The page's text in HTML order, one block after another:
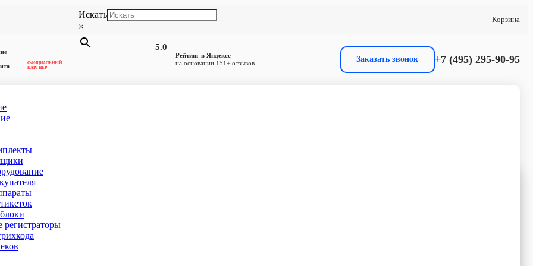
Искать
×
Корзина
ОФИЦИАЛЬНЫЙ
ПАРТНЕР
5.0
Рейтинг в Яндексе
на основании 151+ отзывов
Заказать звонок +7 (495) 295-90-95
моноблоки
(товаров 3)